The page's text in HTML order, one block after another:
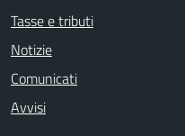
Tasse e tributi
Notizie
Comunicati
Avvisi